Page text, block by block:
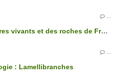
Clés de détermination des êtres vivants et des roches de France - 3ème édition
: Lamellibranches